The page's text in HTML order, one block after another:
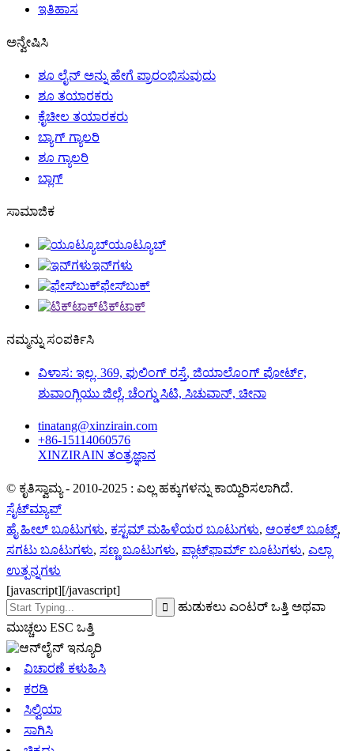
ಇತಿಹಾಸ
ಅನ್ವೇಷಿಸಿ
ಶೂ ಲೈನ್ ಅನ್ನು ಹೇಗೆ ಪ್ರಾರಂಭಿಸುವುದು
ಶೂ ತಯಾರಕರು
ಕೈಚೀಲ ತಯಾರಕರು
ಬ್ಯಾಗ್ ಗ್ಯಾಲರಿ
ಶೂ ಗ್ಯಾಲರಿ
ಬ್ಲಾಗ್
ಸಾಮಾಜಿಕ
ಯೂಟ್ಯೂಬ್
ಇನ್‌ಗಳು
ಫೇಸ್‌ಬುಕ್
ಟಿಕ್‌ಟಾಕ್
ನಮ್ಮನ್ನು ಸಂಪರ್ಕಿಸಿ
ವಿಳಾಸ: ಇಲ್ಲ. 369, ಫುಲಿಂಗ್ ರಸ್ತೆ, ಜಿಯಾಲೊಂಗ್ ಪೋರ್ಟ್,
ಶುವಾಂಗ್ಲಿಯು ಜಿಲ್ಲೆ, ಚೆಂಗ್ಡು ಸಿಟಿ, ಸಿಚುವಾನ್, ಚೀನಾ
tinatang@xinzirain.com
+86-15114060576
XINZIRAIN ತಂತ್ರಜ್ಞಾನ
© ಕೃತಿಸ್ವಾಮ್ಯ - 2010-2025 : ಎಲ್ಲ ಹಕ್ಕುಗಳನ್ನು ಕಾಯ್ದಿರಿಸಲಾಗಿದೆ.
ಸೈಟ್‌ಮ್ಯಾಪ್
ಹೈ ಹೀಲ್ ಬೂಟುಗಳು, ಕಸ್ಟಮ್ ಮಹಿಳೆಯರ ಬೂಟುಗಳು, ಆಂಕಲ್ ಬೂಟ್ಸ್,
ಸಗಟು ಬೂಟುಗಳು, ಸಣ್ಣ ಬೂಟುಗಳು, ಪ್ಲಾಟ್‌ಫಾರ್ಮ್ ಬೂಟುಗಳು, ಎಲ್ಲಾ
ಉತ್ಪನ್ನಗಳು
[javascript][/javascript]
ಹುಡುಕಲು ಎಂಟರ್ ಒತ್ತಿ ಅಥವಾ
ಮುಚ್ಚಲು ESC ಒತ್ತಿ
ವಿಚಾರಣೆ ಕಳುಹಿಸಿ
ಕರಡಿ
ಸಿಲ್ವಿಯಾ
ಸಾಗಿಸಿ